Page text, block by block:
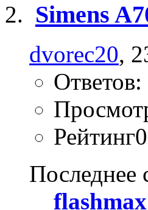
Simens
dvorec20,
Ответов:
Последнее
flashmax